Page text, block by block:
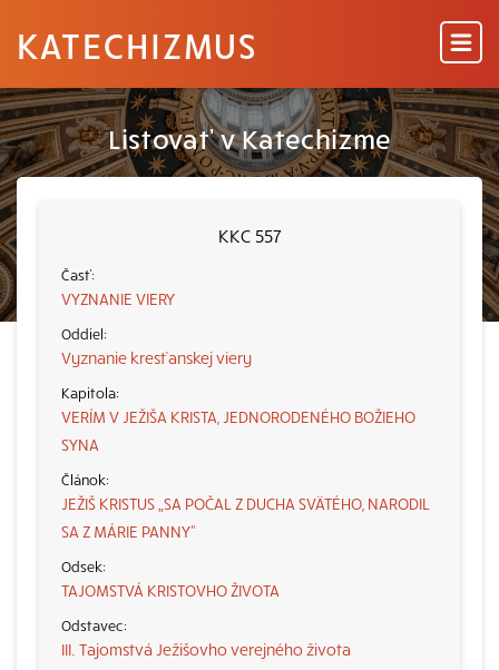
KATECHIZMUS
Listovať v Katechizme
KKC 557
VYZNANIE VIERY
Vyznanie kresťanskej viery
VERÍM V JEŽIŠA KRISTA, JEDNORODENÉHO BOŽIEHO
SYNA
JEŽIŠ KRISTUS „SA POČAL Z DUCHA SVÄTÉHO, NARODIL
SA Z MÁRIE PANNY“
TAJOMSTVÁ KRISTOVHO ŽIVOTA
III. Tajomstvá Ježišovho verejného života